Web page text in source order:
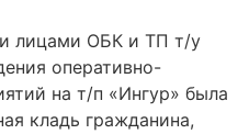
лицами ОБК и ТП т/у
оперативно-
на т/п «Ингур» была
кладь гражданина,